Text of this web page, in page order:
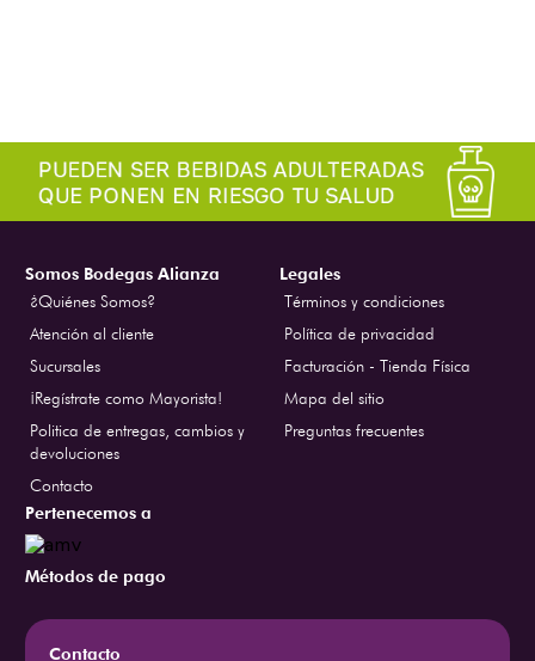
Somos Bodegas Alianza
¿Quiénes Somos?
Atención al cliente
Sucursales
¡Regístrate como Mayorista!
Politica de entregas, cambios y
devoluciones
Contacto
Legales
Términos y condiciones
Política de privacidad
Facturación - Tienda Física
Mapa del sitio
Preguntas frecuentes
Pertenecemos a
Métodos de pago
Contacto